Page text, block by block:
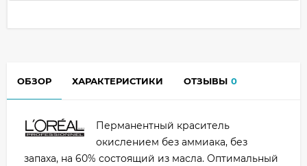
ОБЗОР ХАРАКТЕРИСТИКИ ОТЗЫВЫ 0
Перманентный краситель
окислением без аммиака, без
запаха, на 60% состоящий из масла. Оптимальный